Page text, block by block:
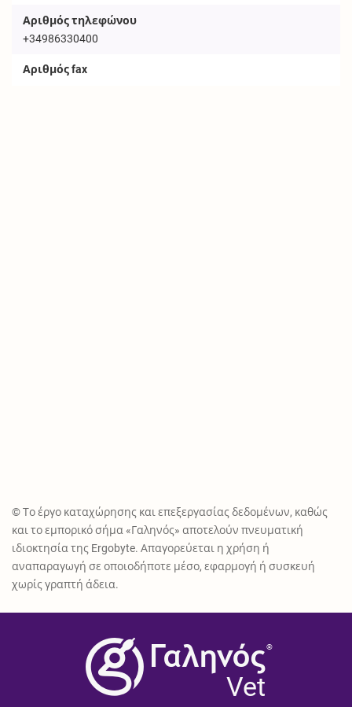
Αριθμός τηλεφώνου
+34986330400
Αριθμός fax
© Το έργο καταχώρησης και επεξεργασίας δεδομένων, καθώς
και το εμπορικό σήμα «Γαληνός» αποτελούν πνευματική
ιδιοκτησία της Ergobyte. Απαγορεύεται η χρήση ή
αναπαραγωγή σε οποιοδήποτε μέσο, εφαρμογή ή συσκευή
χωρίς γραπτή άδεια.
®
Vet